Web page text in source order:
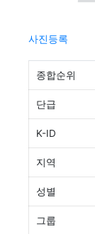
사진등록
종합순위
단급
K-ID
지역
성별
그룹